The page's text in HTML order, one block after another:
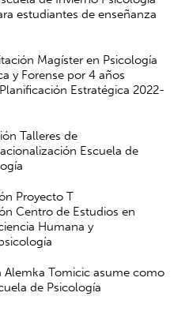
estudiantes de enseñanza
Magíster en Psicología
y Forense por 4 años
Estratégica 2022-
Talleres de
Escuela de
Proyecto T
Centro de Estudios en
Humana y
Alemka Tomicic asume como
de Psicología